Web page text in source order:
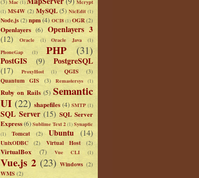
(3) Mac (1) Mcrypt
(1) MS4W (2) MySQL (5) NicEdit (1)
Node.js (2) npm (4) OCI8 (1) OGR (2)
Openlayers (6) Openlayers 3
(12) Oracle (1) Oracle Java (1)
PhoneGap (1) PHP (31)
PostGIS (9) PostgreSQL
(17) ProxyHost (1) QGIS (3)
Quantum GIS (3) Remastersys (1)
Ruby on Rails (5) Semantic
UI (22) shapefiles (4) SMTP (1)
SQL Server (15) SQL Server
Express(6)Sublime Text 2 (1) Synaptic
(1) Tomcat (2) Ubuntu (14)
UnixODBC (2) Virtual Host (2)
VirtualBox (7) Vue CLI (1)
Vue.js 2 (23) Windows (2)
WMS (2)